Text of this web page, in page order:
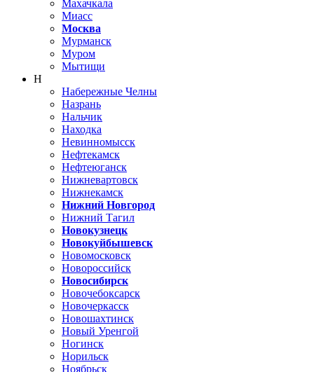
Махачкала
Миасс
Москва
Мурманск
Муром
Мытищи
Н
Набережные Челны
Назрань
Нальчик
Находка
Невинномысск
Нефтекамск
Нефтеюганск
Нижневартовск
Нижнекамск
Нижний Новгород
Нижний Тагил
Новокузнецк
Новокуйбышевск
Новомосковск
Новороссийск
Новосибирск
Новочебоксарск
Новочеркасск
Новошахтинск
Новый Уренгой
Ногинск
Норильск
Ноябрьск